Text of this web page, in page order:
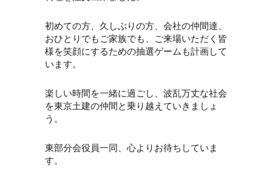
初めての方、久しぶりの方、会社の仲間達、
おひとりでもご家族でも、ご来場いただく皆
様を笑顔にするための抽選ゲームも計画して
います。
楽しい時間を一緒に過ごし、波乱万丈な社会
を東京土建の仲間と乗り越えていきましょ
う。
東部分会役員一同、心よりお待ちしていま
す。